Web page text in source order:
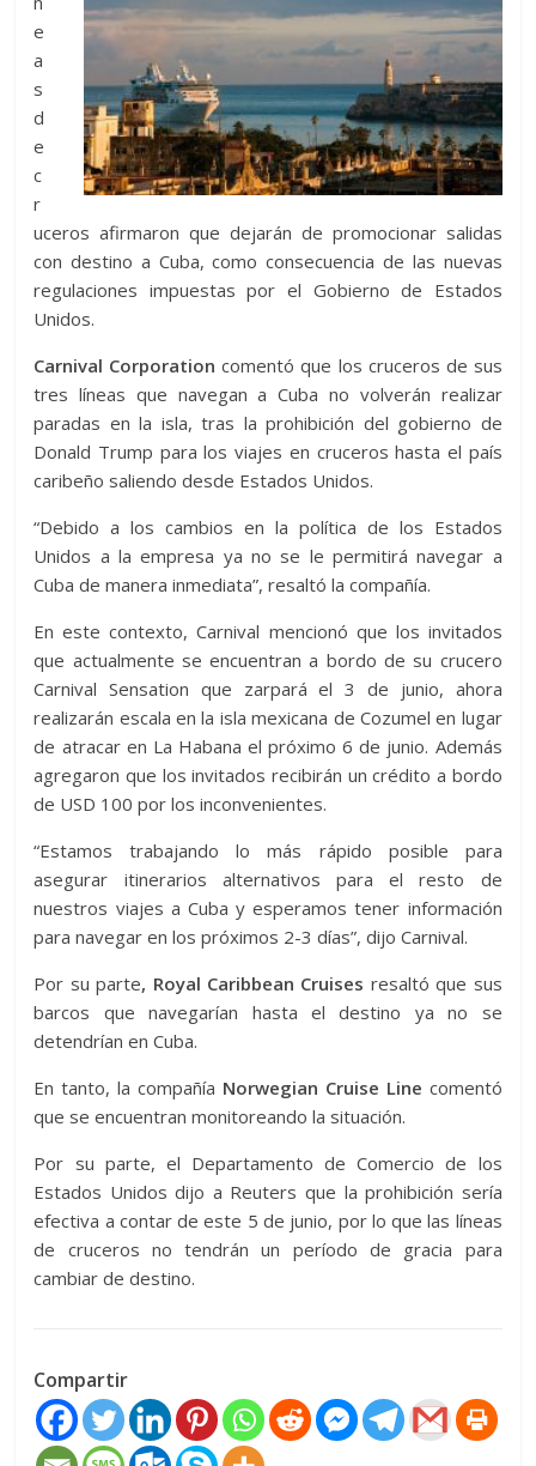
e
a
s
d
e
c
r
uceros afirmaron que dejarán de promocionar salidas
con destino a Cuba, como consecuencia de las nuevas
regulaciones impuestas por el Gobierno de Estados
Unidos.
Carnival Corporation comentó que los cruceros de sus
tres líneas que navegan a Cuba no volverán realizar
paradas en la isla, tras la prohibición del gobierno de
Donald Trump para los viajes en cruceros hasta el país
caribeño saliendo desde Estados Unidos.
“Debido a los cambios en la política de los Estados
Unidos a la empresa ya no se le permitirá navegar a
Cuba de manera inmediata”, resaltó la compañía.
En este contexto, Carnival mencionó que los invitados
que actualmente se encuentran a bordo de su crucero
Carnival Sensation que zarpará el 3 de junio, ahora
realizarán escala en la isla mexicana de Cozumel en lugar
de atracar en La Habana el próximo 6 de junio. Además
agregaron que los invitados recibirán un crédito a bordo
de USD 100 por los inconvenientes.
“Estamos trabajando lo más rápido posible para
asegurar itinerarios alternativos para el resto de
nuestros viajes a Cuba y esperamos tener información
para navegar en los próximos 2-3 días”, dijo Carnival.
Por su parte, Royal Caribbean Cruises resaltó que sus
barcos que navegarían hasta el destino ya no se
detendrían en Cuba.
En tanto, la compañía Norwegian Cruise Line comentó
que se encuentran monitoreando la situación.
Por su parte, el Departamento de Comercio de los
Estados Unidos dijo a Reuters que la prohibición sería
efectiva a contar de este 5 de junio, por lo que las líneas
de cruceros no tendrán un período de gracia para
cambiar de destino.
Compartir